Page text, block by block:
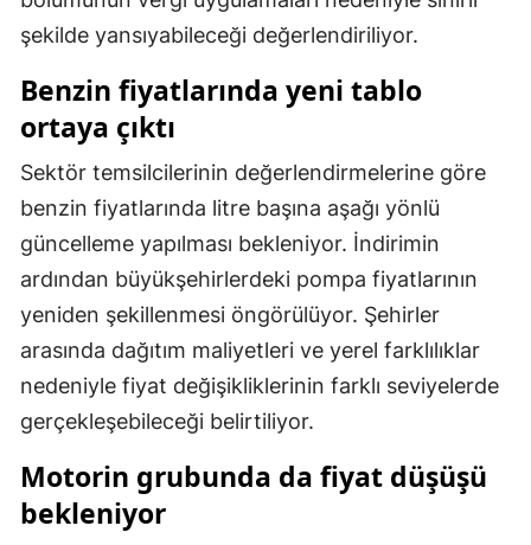
Malatya
Manisa
Mardin
Muğla
Muş
Nevşehir
Niğde
Ordu
Rize
şekilde yansıyabileceği değerlendiriliyor.
Benzin fiyatlarında yeni tablo
ortaya çıktı
Sektör temsilcilerinin değerlendirmelerine göre
benzin fiyatlarında litre başına aşağı yönlü
güncelleme yapılması bekleniyor. İndirimin
ardından büyükşehirlerdeki pompa fiyatlarının
yeniden şekillenmesi öngörülüyor. Şehirler
arasında dağıtım maliyetleri ve yerel farklılıklar
nedeniyle fiyat değişikliklerinin farklı seviyelerde
gerçekleşebileceği belirtiliyor.
Motorin grubunda da fiyat düşüşü
bekleniyor